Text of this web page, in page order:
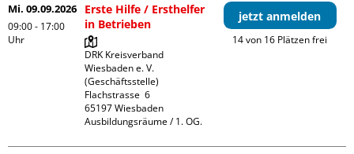
Mi. 09.09.2026
09:00 - 17:00
Uhr
Erste Hilfe / Ersthelfer
in Betrieben
DRK Kreisverband
Wiesbaden e. V.
(Geschäftsstelle)
Flachstrasse  6
65197 Wiesbaden
Ausbildungsräume / 1. OG.
jetzt anmelden
14 von 16 Plätzen frei